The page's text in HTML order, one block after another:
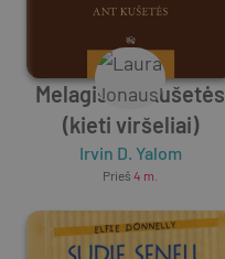
Melagis ant kušetės
(kieti viršeliai)
Irvin D. Yalom
Prieš 4 m.